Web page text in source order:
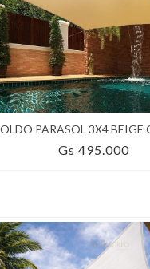
PARASOL 3X4 BEIGE
Gs 495.000